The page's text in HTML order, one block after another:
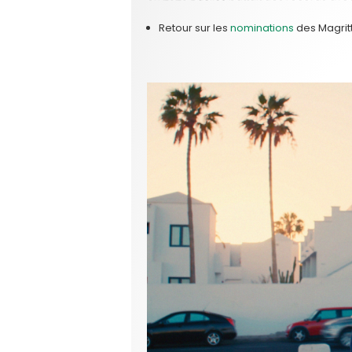
Retour sur les nominations des